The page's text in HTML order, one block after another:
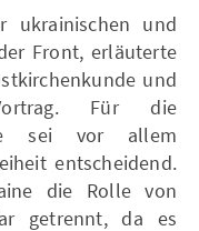
ukrainischen und
Front, erläuterte
und
Für die
sei vor allem
entscheidend.
die Rolle von
getrennt, da es